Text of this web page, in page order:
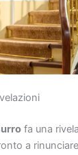
fa una
a